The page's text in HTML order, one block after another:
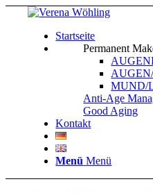
Startseite
Permanent
MUND/
Anti-Age
Good Aging
Kontakt
Menü Menü